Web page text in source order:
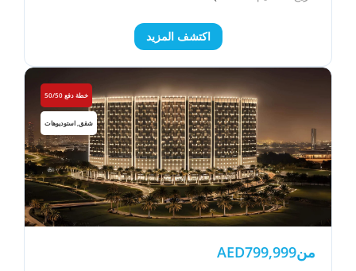
اكتشف المزيد
خطة دفع 50/50
شقق, استوديوهات
من AED799,999